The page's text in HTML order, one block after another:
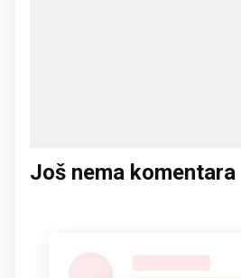
Još nema komentara